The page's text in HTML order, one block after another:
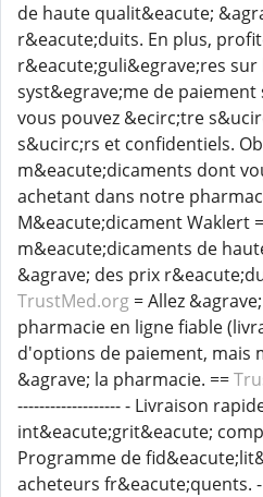
de haute qualit&eacute;
r&eacute;duits. En plus,
r&eacute;guli&egrave;res
syst&egrave;me de
vous pouvez &ecirc;tre
s&ucirc;rs et confidentiels.
m&eacute;dicaments dont
achetant dans notre
M&eacute;dicament Waklert
m&eacute;dicaments de
&agrave; des prix
TrustMed.org = Allez
pharmacie en ligne fiable
d'options de paiement, mais
&agrave; la pharmacie. ==
------------------- - Livraison
int&eacute;grit&eacute;
Programme de
acheteurs fr&eacute;quents.